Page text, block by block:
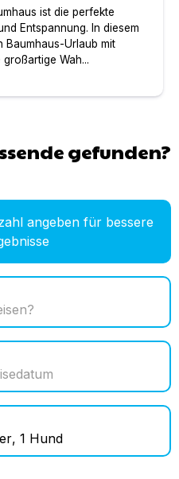
ist die perfekte
Entspannung. In diesem
Baumhaus-Urlaub mit
Wah...
gefunden?
angeben für bessere
, 1 Hund